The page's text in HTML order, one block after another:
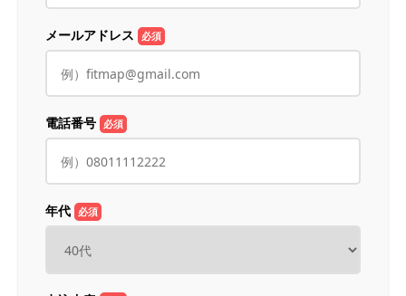
メールアドレス 必須
電話番号 必須
年代 必須